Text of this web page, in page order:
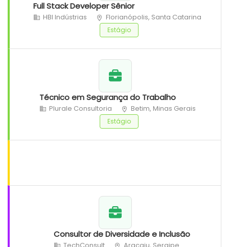
Full Stack Developer Sênior
HBI Indústrias Florianópolis, Santa Catarina
Estágio
Técnico em Segurança do Trabalho
Plurale Consultoria Betim, Minas Gerais
Estágio
Consultor de Diversidade e Inclusão